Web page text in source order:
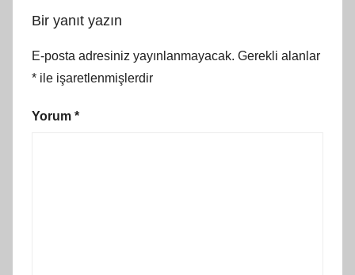
Bir yanıt yazın
E-posta adresiniz yayınlanmayacak. Gerekli alanlar
* ile işaretlenmişlerdir
Yorum *